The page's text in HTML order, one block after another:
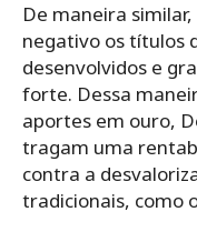
De maneira
negativo os títulos
desenvolvidos e
forte. Dessa
aportes em ouro,
tragam uma
contra a
tradicionais, como